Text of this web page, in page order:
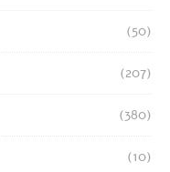
(50)
(207)
(380)
(10)